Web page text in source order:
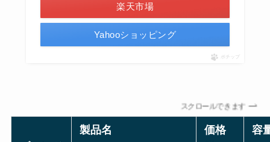
楽天市場
Yahooショッピング
ポチップ
スクロールできます
製品名
価格
容